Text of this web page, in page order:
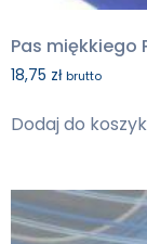
Pas miękkiego
18,75 zł brutto
Dodaj do